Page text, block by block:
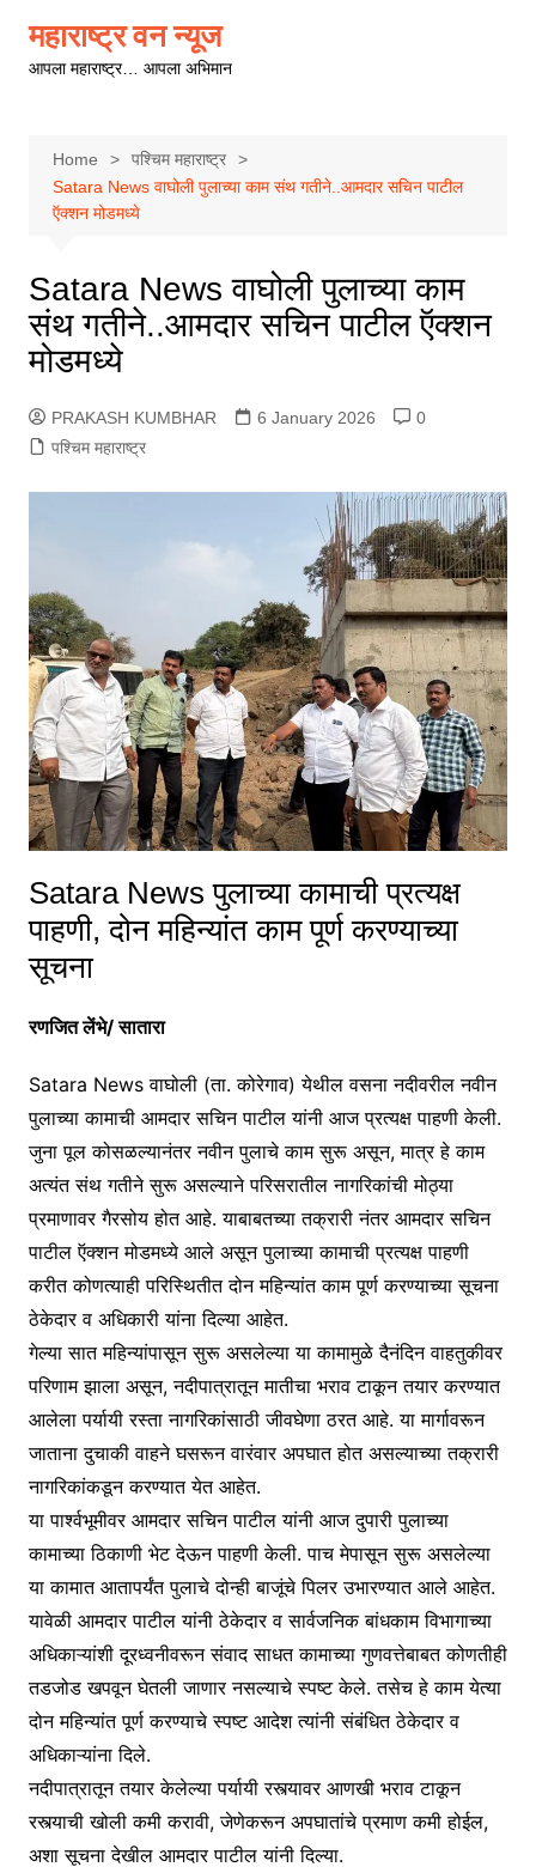
content
महाराष्ट्र वन न्यूज
आपला महाराष्ट्र… आपला अभिमान
Home
पश्चिम महाराष्ट्र
Satara News वाघोली पुलाच्या काम संथ गतीने..आमदार सचिन पाटील
ऍक्शन मोडमध्ये
Satara News वाघोली पुलाच्या काम
संथ गतीने..आमदार सचिन पाटील ऍक्शन
मोडमध्ये
PRAKASH KUMBHAR 6 January 2026
0
पश्चिम महाराष्ट्र
Satara News पुलाच्या कामाची प्रत्यक्ष
पाहणी, दोन महिन्यांत काम पूर्ण करण्याच्या
सूचना
रणजित लेंभे/ सातारा
Satara News वाघोली (ता. कोरेगाव) येथील वसना नदीवरील नवीन
पुलाच्या कामाची आमदार सचिन पाटील यांनी आज प्रत्यक्ष पाहणी केली.
जुना पूल कोसळल्यानंतर नवीन पुलाचे काम सुरू असून, मात्र हे काम
अत्यंत संथ गतीने सुरू असल्याने परिसरातील नागरिकांची मोठ्या
प्रमाणावर गैरसोय होत आहे. याबाबतच्या तक्रारी नंतर आमदार सचिन
पाटील ऍक्शन मोडमध्ये आले असून पुलाच्या कामाची प्रत्यक्ष पाहणी
करीत कोणत्याही परिस्थितीत दोन महिन्यांत काम पूर्ण करण्याच्या सूचना
ठेकेदार व अधिकारी यांना दिल्या आहेत.
गेल्या सात महिन्यांपासून सुरू असलेल्या या कामामुळे दैनंदिन वाहतुकीवर
परिणाम झाला असून, नदीपात्रातून मातीचा भराव टाकून तयार करण्यात
आलेला पर्यायी रस्ता नागरिकांसाठी जीवघेणा ठरत आहे. या मार्गावरून
जाताना दुचाकी वाहने घसरून वारंवार अपघात होत असल्याच्या तक्रारी
नागरिकांकडून करण्यात येत आहेत.
या पार्श्वभूमीवर आमदार सचिन पाटील यांनी आज दुपारी पुलाच्या
कामाच्या ठिकाणी भेट देऊन पाहणी केली. पाच मेपासून सुरू असलेल्या
या कामात आतापर्यंत पुलाचे दोन्ही बाजूंचे पिलर उभारण्यात आले आहेत.
यावेळी आमदार पाटील यांनी ठेकेदार व सार्वजनिक बांधकाम विभागाच्या
अधिकाऱ्यांशी दूरध्वनीवरून संवाद साधत कामाच्या गुणवत्तेबाबत कोणतीही
तडजोड खपवून घेतली जाणार नसल्याचे स्पष्ट केले. तसेच हे काम येत्या
दोन महिन्यांत पूर्ण करण्याचे स्पष्ट आदेश त्यांनी संबंधित ठेकेदार व
अधिकाऱ्यांना दिले.
नदीपात्रातून तयार केलेल्या पर्यायी रस्त्यावर आणखी भराव टाकून
रस्त्याची खोली कमी करावी, जेणेकरून अपघातांचे प्रमाण कमी होईल,
अशा सूचना देखील आमदार पाटील यांनी दिल्या.